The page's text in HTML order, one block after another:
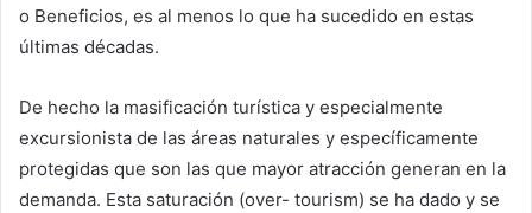
o Beneficios, es al menos lo que ha sucedido en estas
últimas décadas.
De hecho la masificación turística y especialmente
excursionista de las áreas naturales y específicamente
protegidas que son las que mayor atracción generan en la
demanda. Esta saturación (over- tourism) se ha dado y se